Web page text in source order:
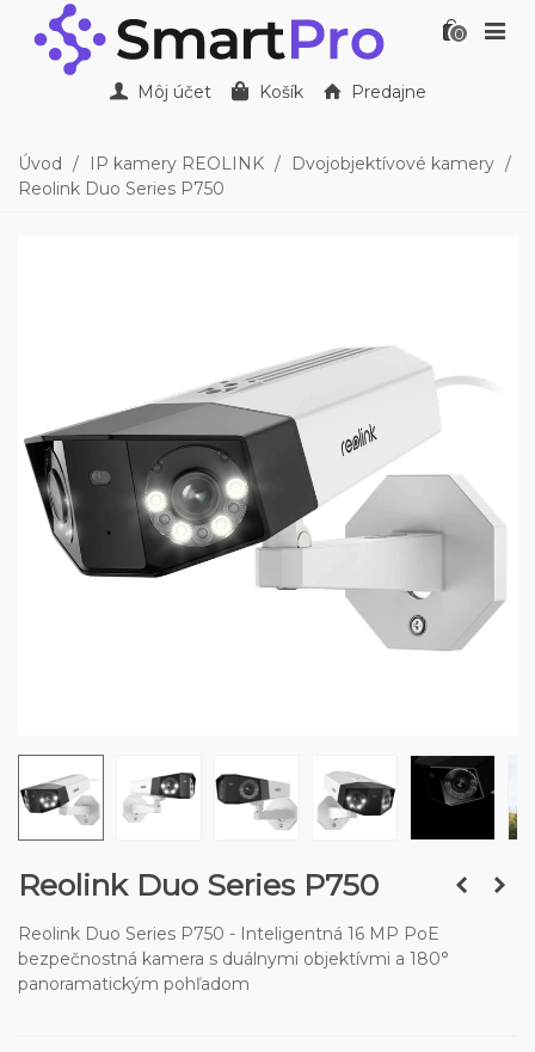
0
Môj účet Košík Predajne
Úvod / IP kamery REOLINK / Dvojobjektívové kamery /
Reolink Duo Series P750
Reolink Duo Series P750
Reolink Duo Series P750 - Inteligentná 16 MP PoE
bezpečnostná kamera s duálnymi objektívmi a 180°
panoramatickým pohľadom